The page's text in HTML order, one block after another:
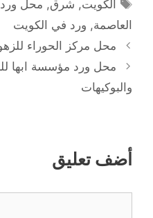
الكويت, شرق, محل ورد
العاصمة, ورد في الكويت
محل مركز الحوراء
محل ورد مؤسسة ابها
والبوكيهات
أضف تعليق